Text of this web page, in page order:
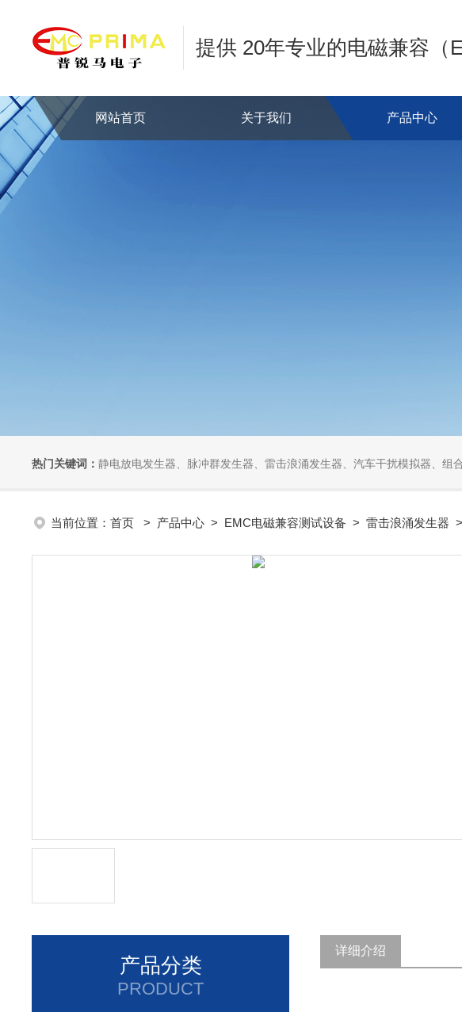
提供 20年专业的电磁兼容（
网站首页 关于我们 产品中心
热门关键词： 静电放电发生器、脉冲群发生器、雷击浪涌发生器、汽车干扰模拟器、组合式干扰发生器、GJB181A系列,
当前位置： 首页 > 产品中心 > EMC电磁兼容测试设备 > 雷击浪涌发生器
产品分类
PRODUCT
详细介绍